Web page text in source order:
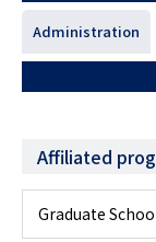
Administration
Affiliated
Graduate